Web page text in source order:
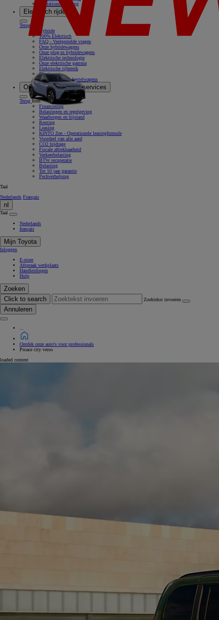
Operationele leasing
Elektrisch rijden
Terug
Hybride
100% Elektrisch
FAQ - Veelgestelde vragen
Onze hybridewagens
Onze plug-in hybridewagens
Elektrische technologie
Onze elektrische gamma
Elektrische rijbereik
Pluginvest
Onze elektrische bestelwagens
Onze oplossingen & services
Terug Item
Financiering
Belastingen en regelgeving
Waarborgen en bijstand
Renting
Leasing
KINTO Zen - Operationele leasingformule
Voordeel van alle aard
CO2 bijdrage
Fiscale aftrekbaarheid
Verkeerbelasting
BTW recuperatie
Belasting
Tot 10 jaar garantie
Pechverhelping
Taal
Nederlands Français
nl
Taal
Nederlands
français
Mijn Toyota
Inloggen
E-store
Afspraak werkplaats
Handleidingen
Hulp
Zoeken
Click to search
Zoektekst invoeren
Annuleren
Ontdek onze auto's voor professionals
Proace city verso
loaded content